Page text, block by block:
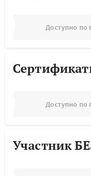
Доступно по
Доступно по
Участник